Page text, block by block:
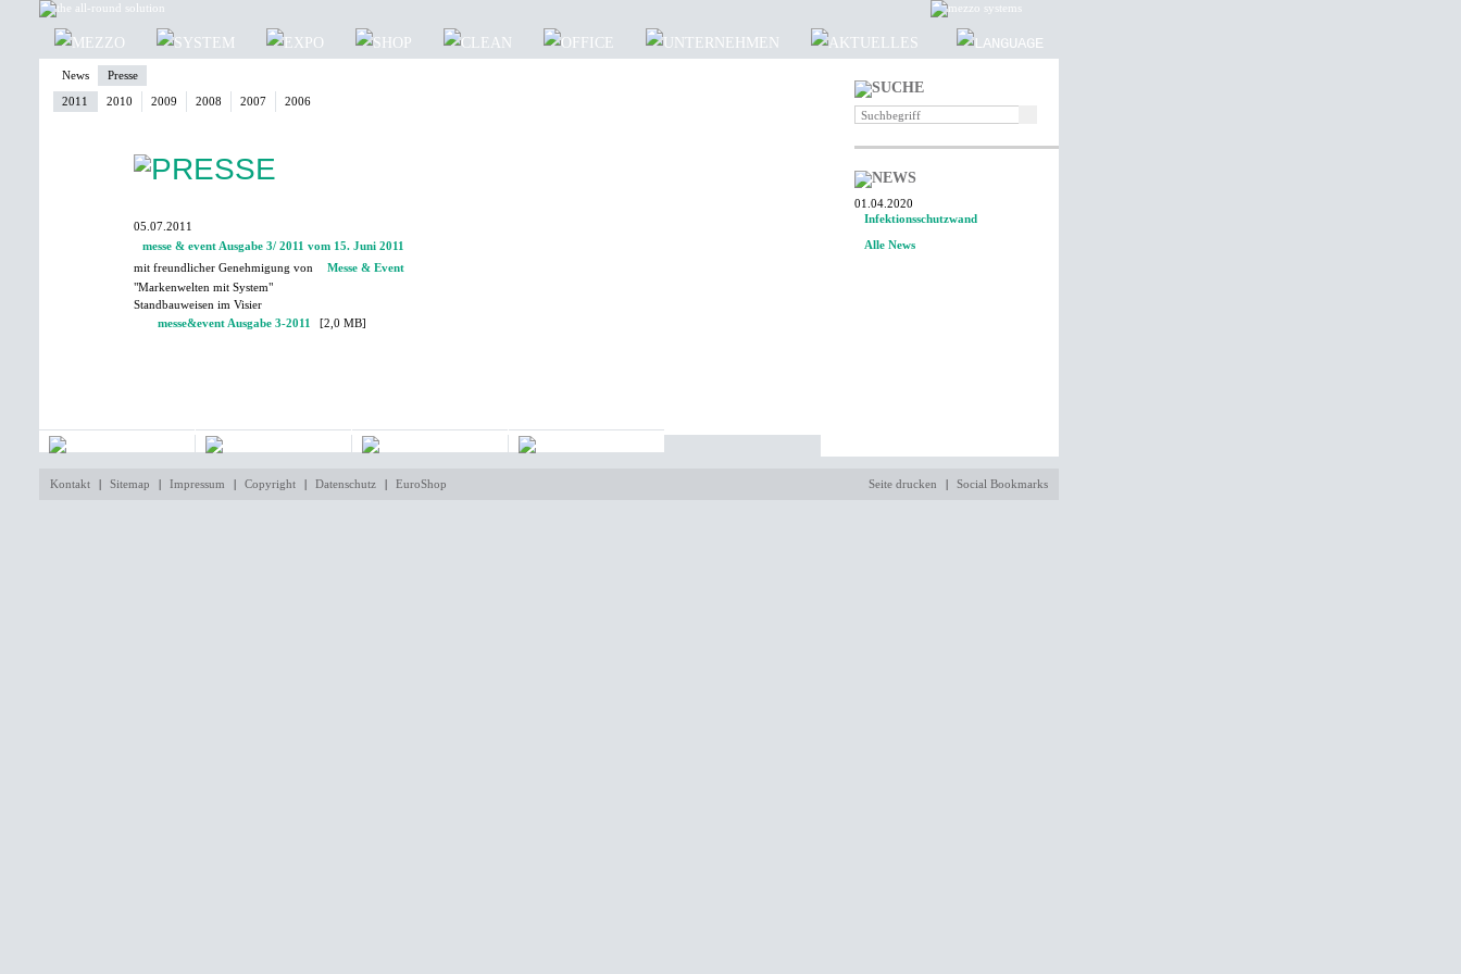
News
Presse
2011
2010 2009 2008 2007 2006
05.07.2011
messe & event Ausgabe 3/ 2011 vom 15. Juni 2011
mit freundlicher Genehmigung von
Messe & Event
"Markenwelten mit System"
Standbauweisen im Visier
messe&event Ausgabe 3-2011
[2,0 MB]
01.04.2020
Infektionsschutzwand
Alle News
Kontakt | Sitemap | Impressum | Copyright | Datenschutz | EuroShop Seite drucken | Social Bookmarks